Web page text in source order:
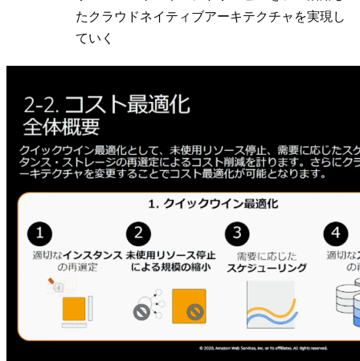
たクラウドネイティブアーキテクチャを実現し
ていく